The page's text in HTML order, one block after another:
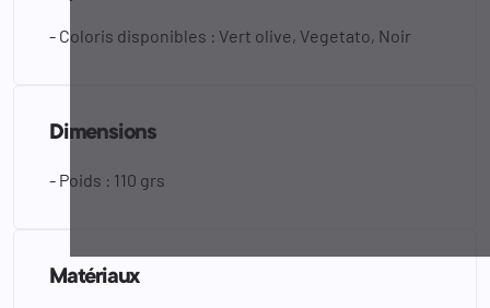
- Coloris disponibles : Vert olive, Vegetato, Noir
Dimensions
- Poids : 110 grs
Matériaux